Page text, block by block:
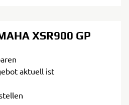
XSR900 GP
aktuell ist